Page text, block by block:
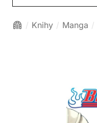
Knihy Manga